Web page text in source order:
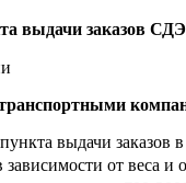
выдачи заказов
выдачи заказов
зависимости от веса и